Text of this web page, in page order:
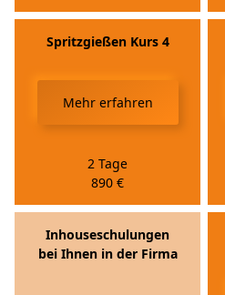
Spritzgießen Kurs 4
Mehr erfahren
2 Tage
890 €
Inhouse­schulungen
bei Ihnen in der Firma